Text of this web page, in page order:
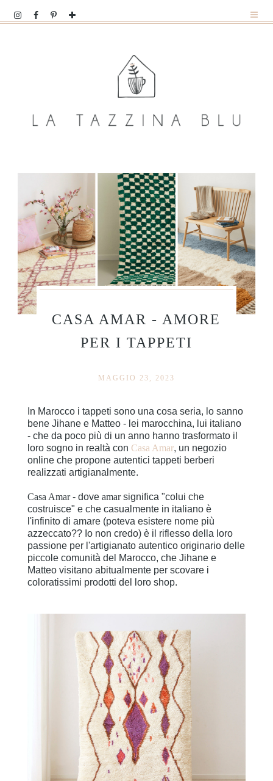
CASA AMAR - AMORE
PER I TAPPETI
MAGGIO 23, 2023
In Marocco i tappeti sono una cosa seria, lo sanno
bene Jihane e Matteo - lei marocchina, lui italiano
- che da poco più di un anno hanno trasformato il
loro sogno in realtà con Casa Amar, un negozio
online che propone autentici tappeti berberi
realizzati artigianalmente.
Casa Amar- dove amarsignifica "colui che
costruisce" e che casualmente in italiano è
l'infinito di amare (poteva esistere nome più
azzeccato?? Io non credo) è il riflesso della loro
passione per l'artigianato autentico originario delle
piccole comunità del Marocco, che Jihane e
Matteo visitano abitualmente per scovare i
coloratissimi prodotti del loro shop.